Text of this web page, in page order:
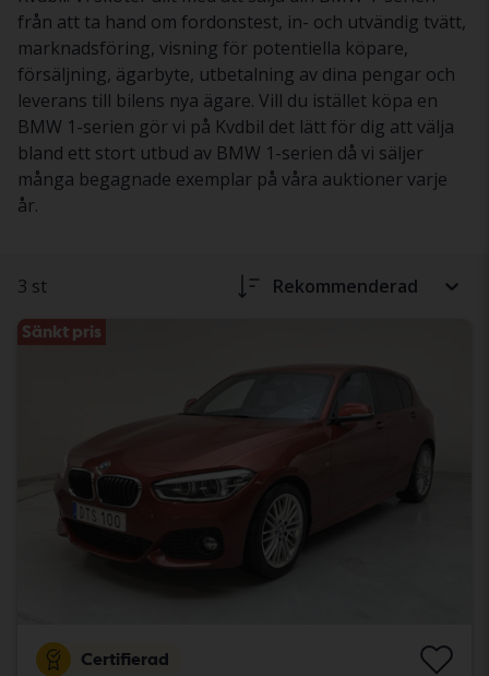
från att ta hand om fordonstest, in- och utvändig tvätt,
marknadsföring, visning för potentiella köpare,
försäljning, ägarbyte, utbetalning av dina pengar och
leverans till bilens nya ägare. Vill du istället köpa en
BMW 1-serien gör vi på Kvdbil det lätt för dig att välja
bland ett stort utbud av BMW 1-serien då vi säljer
många begagnade exemplar på våra auktioner varje
år.
3 st Rekommenderad
Sänkt pris
Certifierad